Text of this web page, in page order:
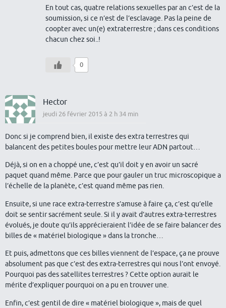
En tout cas, quatre relations sexuelles par an c’est de la
soumission, si ce n’est de l’esclavage. Pas la peine de
coopter avec un(e) extraterrestre ; dans ces conditions
chacun chez soi..!
0
Hector
jeudi 26 février 2015 à 2 h 34 min
Donc si je comprend bien, il existe des extra terrestres qui
balancent des petites boules pour mettre leur ADN partout…
Déjà, si on en a choppé une, c’est qu’il doit y en avoir un sacré
paquet quand même. Parce que pour gauler un truc microscopique a
l’échelle de la planète, c’est quand même pas rien.
Ensuite, si une race extra-terrestre s’amuse à faire ça, c’est qu’elle
doit se sentir sacrément seule. Si il y avait d’autres extra-terrestres
évolués, je doute qu’ils apprécieraient l’idée de se faire balancer des
billes de « matériel biologique » dans la tronche…
Et puis, admettons que ces billes viennent de l’espace, ça ne prouve
absolument pas que c’est des extra-terrestres qui nous l’ont envoyé.
Pourquoi pas des satellites terrestres ? Cette option aurait le
mérite d’expliquer pourquoi on a pu en trouver une.
Enfin, c’est gentil de dire « matériel biologique », mais de quel